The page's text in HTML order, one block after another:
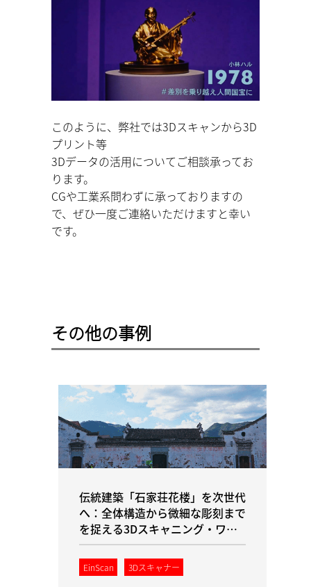
このように、弊社では3Dスキャンから3D
プリント等
3Dデータの活用についてご相談承ってお
ります。
CGや工業系問わずに承っておりますの
で、ぜひ一度ご連絡いただけますと幸い
です。
その他の事例
伝統建築「石家荘花楼」を次世代
へ：全体構造から微細な彫刻まで
を捉える3Dスキャニング・ワー
クフロー
EinScan 3Dスキャナー